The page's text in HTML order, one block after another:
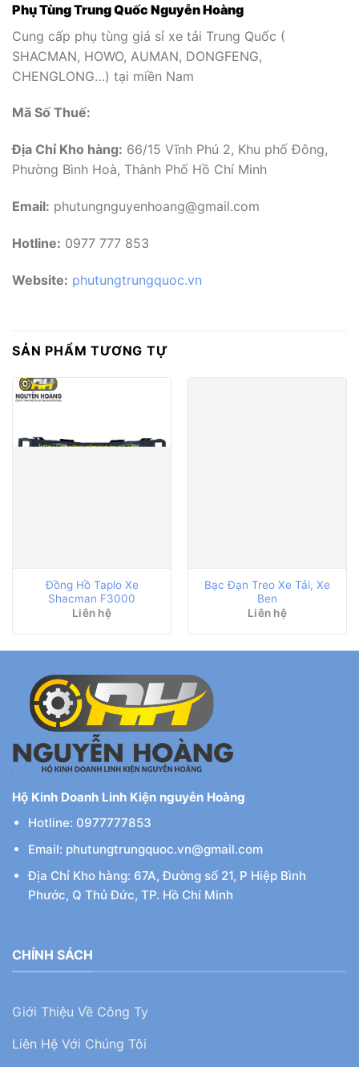
Phụ Tùng Trung Quốc Nguyễn Hoàng
Cung cấp phụ tùng giá sỉ xe tải Trung Quốc (
SHACMAN, HOWO, AUMAN, DONGFENG,
CHENGLONG…) tại miền Nam
Mã Số Thuế:
Địa Chỉ Kho hàng: 66/15 Vĩnh Phú 2, Khu phố Đông,
Phường Bình Hoà, Thành Phố Hồ Chí Minh
Email: phutungnguyenhoang@gmail.com
Hotline: 0977 777 853
Website: phutungtrungquoc.vn
SẢN PHẨM TƯƠNG TỰ
Đồng Hồ Taplo Xe
Shacman F3000
Liên hệ
Bạc Đạn Treo Xe Tải, Xe
Ben
Liên hệ
Hộ Kinh Doanh Linh Kiện nguyễn Hoàng
Hotline: 0977777853
Email: phutungtrungquoc.vn@gmail.com
Địa Chỉ Kho hàng: 67A, Đường số 21, P Hiệp Bình
Phước, Q Thủ Đức, TP. Hồ Chí Minh
CHÍNH SÁCH
Giới Thiệu Về Công Ty
Liên Hệ Với Chúng Tôi